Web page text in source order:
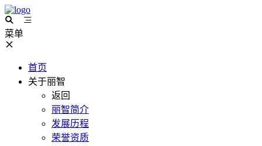
菜单
首页
关于丽智
返回
丽智简介
发展历程
荣誉资质